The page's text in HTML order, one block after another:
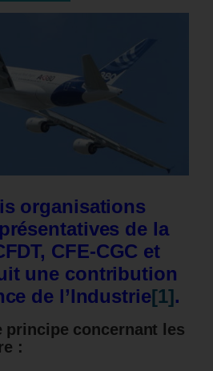
organisations
de la
CFE-CGC et
une contribution
de l’Industrie[1].
principe concernant les
: